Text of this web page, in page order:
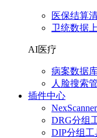
医保结算
卫统数据
AI医疗
病案数据
人脸搜索
插件中心
DRG分组
DIP分组工